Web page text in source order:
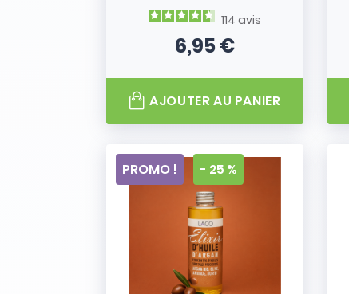
114 avis
Prix
6,95 €
AJOUTER AU PANIER
PROMO ! - 25 %